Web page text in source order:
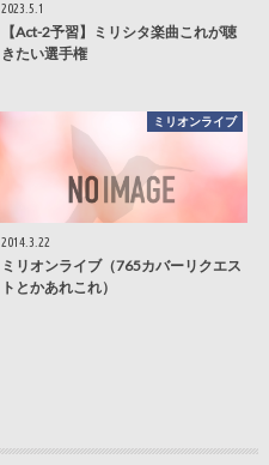
2023.5.1
【Act-2予習】ミリシタ楽曲これが聴
きたい選手権
ミリオンライブ
2014.3.22
ミリオンライブ（765カバーリクエス
トとかあれこれ）